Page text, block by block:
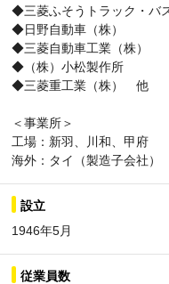
◆三菱ふそうトラック・バ
◆日野自動車（株）
◆三菱自動車工業（株）
◆（株）小松製作所
◆三菱重工業（株） 他
＜事業所＞
工場：新羽、川和、甲府
海外：タイ（製造子会社）
設立
1946年5月
従業員数